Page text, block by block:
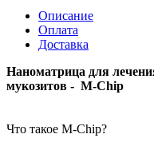
Описание
Оплата
Доставка
Наноматрица для
мукозитов - M-Chip
Что такое M-Chip?